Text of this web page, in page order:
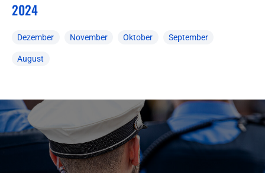
2024
Dezember November Oktober September
August